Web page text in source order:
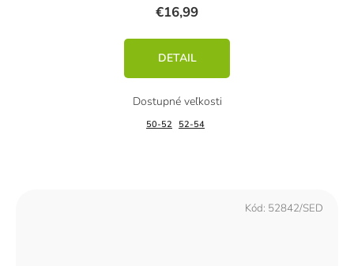
€16,99
DETAIL
50-52 52-54
Kód: 52842/SED